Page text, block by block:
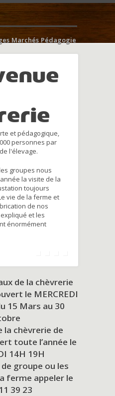
Marchés Pédagogie
et pédagogique,
personnes par
l'élevage.
groupes nous
la visite de la
toujours
vie de la ferme et
de nos
et les
énormément
de la chèvrerie
le MERCREDI
15 Mars au 30
la chèvrerie de
toute l’année le
14H 19H
groupe ou les
ferme appeler le
39 23